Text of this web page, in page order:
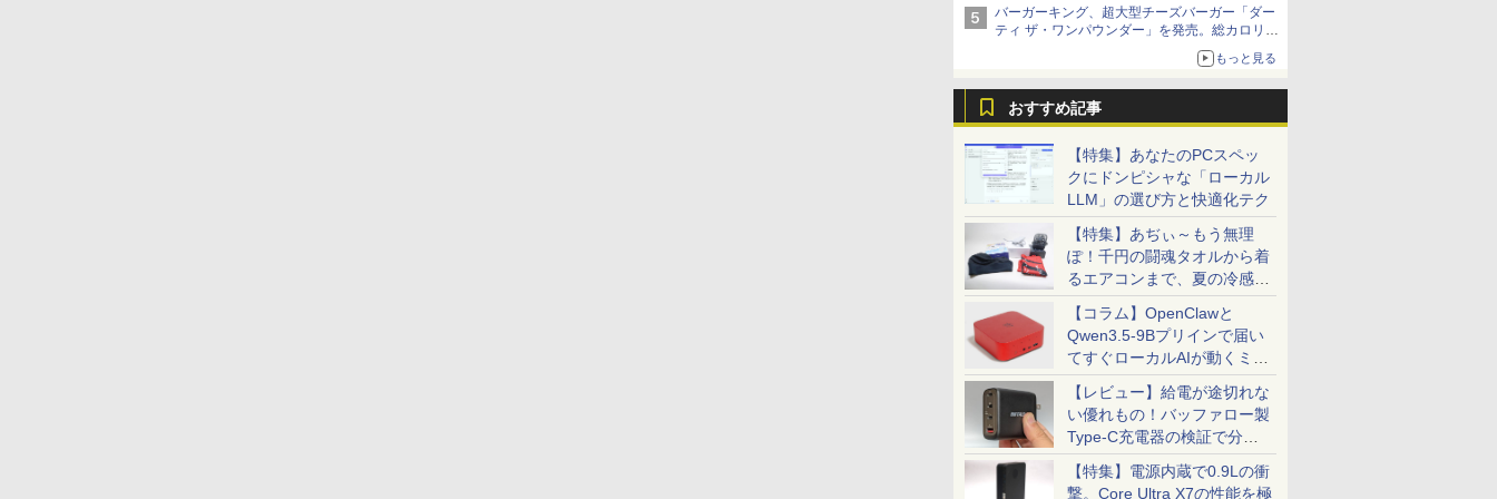
バーガーキング、超大型チーズバーガー「ダー
ティ ザ・ワンパウンダー」を発売。総カロリー
もっと見る
おすすめ記事
【特集】あなたのPCスペッ
クにドンピシャな「ローカル
LLM」の選び方と快適化テク
【特集】あぢぃ～もう無理
ぽ！千円の闘魂タオルから着
るエアコンまで、夏の冷感グ
ッズ一挙紹介
【コラム】OpenClawと
Qwen3.5-9Bプリインで届い
てすぐローカルAIが動くミニ
PC「SER9 Pro」
【レビュー】給電が途切れな
い優れもの！バッファロー製
Type-C充電器の検証で分か
ったこと
【特集】電源内蔵で0.9Lの衝
撃。Core Ultra X7の性能を極